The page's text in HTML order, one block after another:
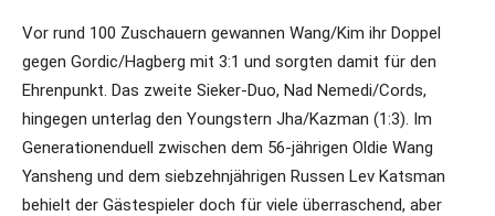
Vor rund 100 Zuschauern gewannen Wang/Kim ihr Doppel
gegen Gordic/Hagberg mit 3:1 und sorgten damit für den
Ehrenpunkt. Das zweite Sieker-Duo, Nad Nemedi/Cords,
hingegen unterlag den Youngstern Jha/Kazman (1:3). Im
Generationenduell zwischen dem 56-jährigen Oldie Wang
Yansheng und dem siebzehnjährigen Russen Lev Katsman
behielt der Gästespieler doch für viele überraschend, aber